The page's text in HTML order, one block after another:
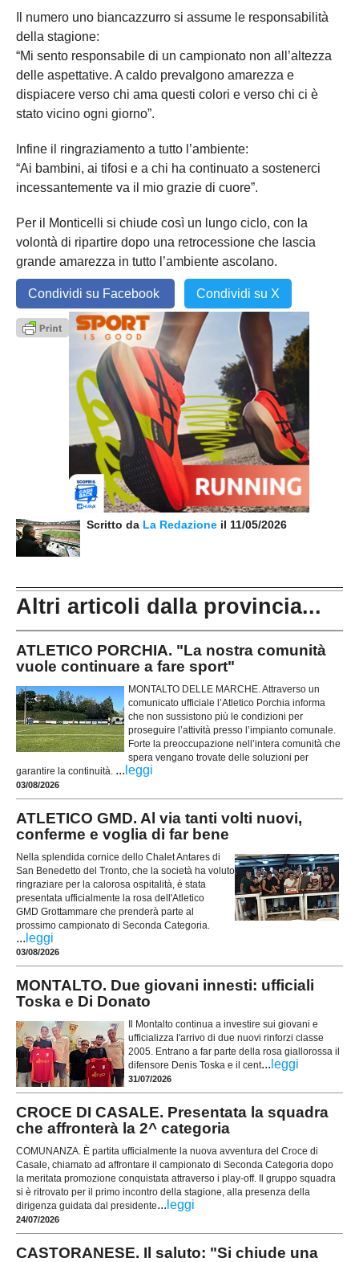
Il numero uno biancazzurro si assume le responsabilità
della stagione:
“Mi sento responsabile di un campionato non all’altezza
delle aspettative. A caldo prevalgono amarezza e
dispiacere verso chi ama questi colori e verso chi ci è
stato vicino ogni giorno”.
Infine il ringraziamento a tutto l’ambiente:
“Ai bambini, ai tifosi e a chi ha continuato a sostenerci
incessantemente va il mio grazie di cuore”.
Per il Monticelli si chiude così un lungo ciclo, con la
volontà di ripartire dopo una retrocessione che lascia
grande amarezza in tutto l’ambiente ascolano.
Condividi su Facebook Condividi su X
Scritto da La Redazione il 11/05/2026
Altri articoli dalla provincia...
ATLETICO PORCHIA. "La nostra comunità
vuole continuare a fare sport"
MONTALTO DELLE MARCHE. Attraverso un
comunicato ufficiale l’Atletico Porchia informa
che non sussistono più le condizioni per
proseguire l’attività presso l’impianto comunale.
Forte la preoccupazione nell’intera comunità che
spera vengano trovate delle soluzioni per
garantire la continuità. ... leggi
03/08/2026
ATLETICO GMD. Al via tanti volti nuovi,
conferme e voglia di far bene
Nella splendida cornice dello Chalet Antares di
San Benedetto del Tronto, che la società ha voluto
ringraziare per la calorosa ospitalità, è stata
presentata ufficialmente la rosa dell'Atletico
GMD Grottammare che prenderà parte al
prossimo campionato di Seconda Categoria.
... leggi
03/08/2026
MONTALTO. Due giovani innesti: ufficiali
Toska e Di Donato
Il Montalto continua a investire sui giovani e
ufficializza l'arrivo di due nuovi rinforzi classe
2005. Entrano a far parte della rosa giallorossa il
difensore Denis Toska e il cent... leggi
31/07/2026
CROCE DI CASALE. Presentata la squadra
che affronterà la 2^ categoria
COMUNANZA. È partita ufficialmente la nuova avventura del Croce di
Casale, chiamato ad affrontare il campionato di Seconda Categoria dopo
la meritata promozione conquistata attraverso i play-off. Il gruppo squadra
si è ritrovato per il primo incontro della stagione, alla presenza della
dirigenza guidata dal presidente... leggi
24/07/2026
CASTORANESE. Il saluto: "Si chiude una